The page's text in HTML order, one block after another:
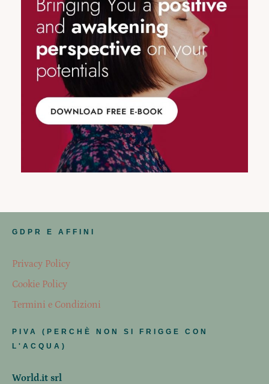
GDPR E AFFINI
Privacy Policy
Cookie Policy
Termini e Condizioni
PIVA (PERCHÈ NON SI FRIGGE CON
L'ACQUA)
World.it srl